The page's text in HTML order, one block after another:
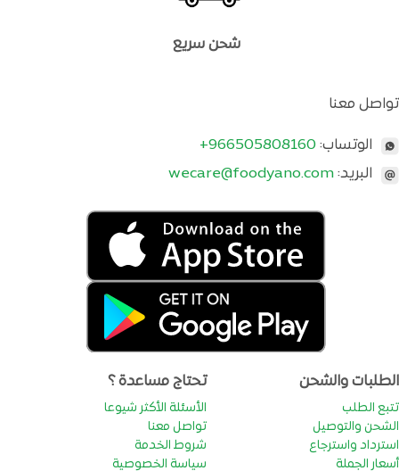
شحن سريع
تواصل معنا
الوتساب: +966505808160
البريد: wecare@foodyano.com
الطلبات والشحن
تتبع الطلب
الشحن والتوصيل
استرداد واسترجاع
أسعار الجملة
تحتاج مساعدة ؟
الأسئلة الأكثر شيوعا
تواصل معنا
شروط الخدمة
سياسة الخصوصية